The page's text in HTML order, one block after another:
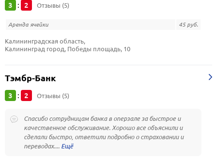
3 : 2 Отзывы (5)
Аренда ячейки 45 руб.
Калининградская область,
Калининград город, Победы площадь, 10
Тэмбр-Банк
3 : 2 Отзывы (5)
Спасибо сотрудницам банка в оперзале за быстрое и
качественное обслуживание. Хорошо все объяснили и
сделали быстро, ответили подробно о страховании и
переводах....